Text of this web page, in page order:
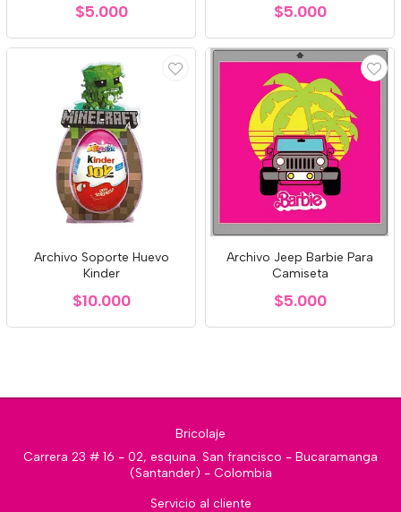
$5.000 $5.000
Archivo Soporte Huevo
Kinder
$10.000
Archivo Jeep Barbie Para
Camiseta
$5.000
Bricolaje
Carrera 23 # 16 - 02, esquina. San francisco - Bucaramanga
(Santander) - Colombia
Servicio al cliente